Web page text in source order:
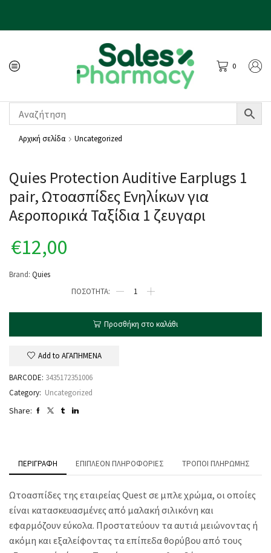
0
Αρχική σελίδα Uncategorized
Quies Protection Auditive Earplugs 1
pair, Ωτοασπίδες Ενηλίκων για
Αεροπορικά Ταξίδια 1 ζευγαρι
€12,00
Brand: Quies
Προσθήκη στο καλάθι
Add to ΑΓΑΠΗΜΕΝΑ
BARCODE: 3435172351006
Category: Uncategorized
Share:
ΠΕΡΙΓΡΑΦΉ ΕΠΙΠΛΈΟΝ ΠΛΗΡΟΦΟΡΊΕΣ ΤΡΌΠΟΙ ΠΛΗΡΩΜΉΣ
Ωτοασπίδες της εταιρείας Quest σε μπλε χρώμα, οι οποίες
είναι κατασκευασμένες από μαλακή σιλικόνη και
εφαρμόζουν εύκολα. Προστατεύουν τα αυτιά μειώνοντας ή
ακόμη και εξαλείφοντας τα επίπεδα θορύβου από τους